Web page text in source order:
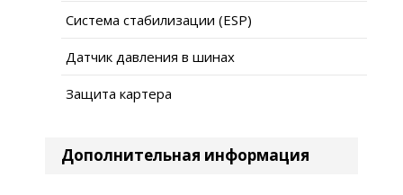
Система стабилизации (ESP)
Датчик давления в шинах
Защита картера
Дополнительная информация